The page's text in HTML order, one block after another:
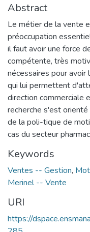
Abstract
Le métier de la vente
préoccupation
il faut avoir une force
compétente, très
nécessaires pour
qui lui permettent
direction commerciale
recherche s'est
de la poli-tique de
cas du secteur
Keywords
Ventes -- Gestion,
Merinel -- Vente
URI
https://